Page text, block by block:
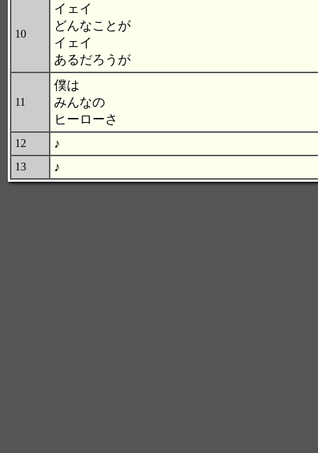
10
イェイ
どんなことが
イェイ
あるだろうが
11
僕は
みんなの
ヒーローさ
12 ♪
13 ♪